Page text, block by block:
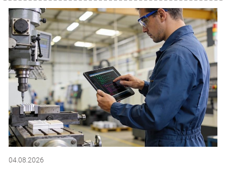
04.08.2026